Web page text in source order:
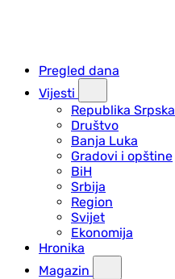
Pregled dana
Vijesti
Republika Srpska
Društvo
Banja Luka
Gradovi i opštine
BiH
Srbija
Region
Svijet
Ekonomija
Hronika
Magazin